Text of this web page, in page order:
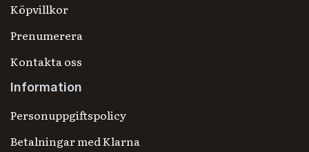
Köpvillkor
Prenumerera
Kontakta oss
Information
Personuppgiftspolicy
Betalningar med Klarna